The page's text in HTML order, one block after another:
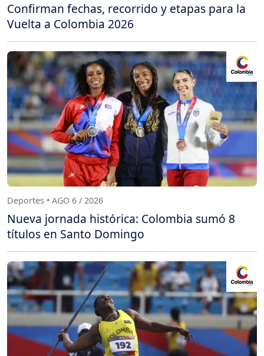
Confirman fechas, recorrido y etapas para la
Vuelta a Colombia 2026
Deportes • AGO 6 / 2026
Nueva jornada histórica: Colombia sumó 8
títulos en Santo Domingo